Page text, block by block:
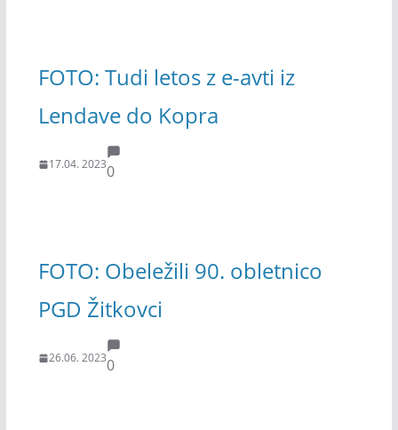
FOTO: Tudi letos z e-avti iz
Lendave do Kopra
17.04. 20230
FOTO: Obeležili 90. obletnico
PGD Žitkovci
26.06. 20230